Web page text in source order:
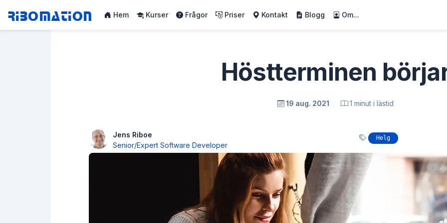
Ribomation Hem Kurser Frågor Priser Kontakt Blogg Om...
Höstterminen
19 aug. 2021 1 minut i lästid
Jens Riboe
Senior/Expert Software Developer
Helg